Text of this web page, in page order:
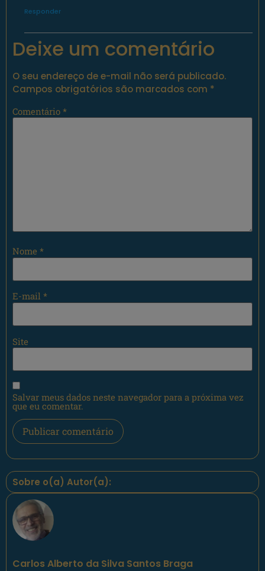
Responder
Deixe um comentário
O seu endereço de e-mail não será publicado.
Campos obrigatórios são marcados com *
Comentário *
Nome *
E-mail *
Site
Salvar meus dados neste navegador para a próxima vez
que eu comentar.
Sobre o(a) Autor(a):
Carlos Alberto da Silva Santos Braga